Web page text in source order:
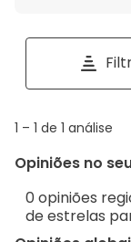
1
1
análise
1 – 1 de 1 análise
Opiniões no
0 opiniões
de estrelas